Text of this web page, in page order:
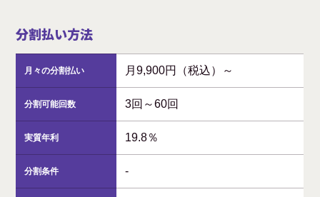
分割払い方法
月々の分割払い 月9,900円（税込）～
分割可能回数 3回～60回
実質年利 19.8％
分割条件 -